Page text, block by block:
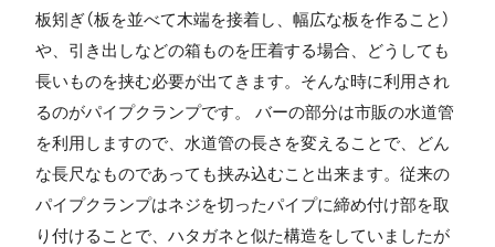
板矧ぎ（板を並べて木端を接着し、幅広な板を作ること）
や、引き出しなどの箱ものを圧着する場合、どうしても
長いものを挟む必要が出てきます。そんな時に利用され
るのがパイプクランプです。 バーの部分は市販の水道管
を利用しますので、水道管の長さを変えることで、どん
な長尺なものであっても挟み込むこと出来ます。従来の
パイプクランプはネジを切ったパイプに締め付け部を取
り付けることで、ハタガネと似た構造をしていましたが